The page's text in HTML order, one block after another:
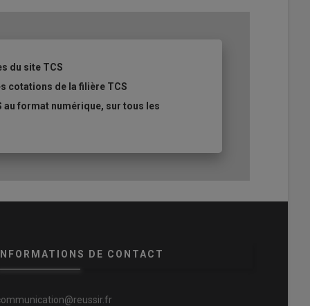
du site TCS
cotations de la filière TCS
au format numérique, sur tous les
DE CONTACT